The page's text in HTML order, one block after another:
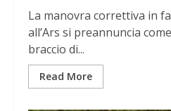
La manovra correttiva in
all’Ars si preannuncia
braccio di...
Read More